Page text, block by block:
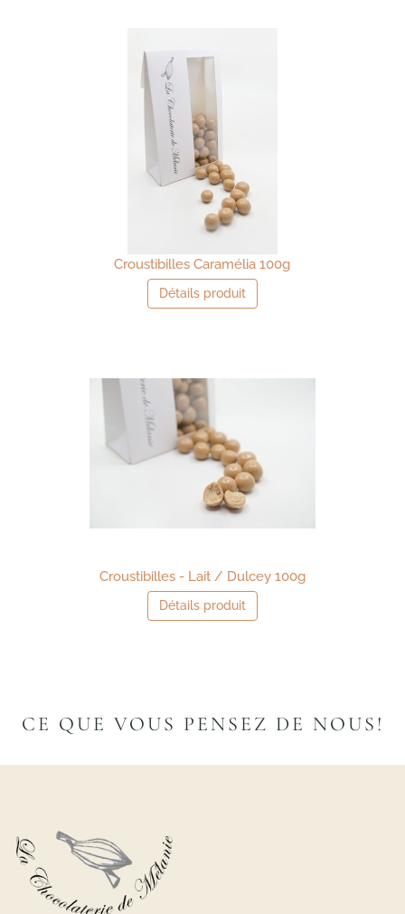
Croustibilles Caramélia 100g
Détails produit
Croustibilles - Lait / Dulcey 100g
Détails produit
CE QUE VOUS PENSEZ DE NOUS!